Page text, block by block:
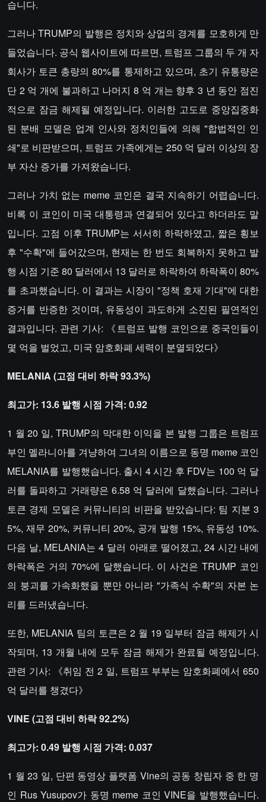
습니다.
그러나 TRUMP의 발행은 정치와 상업의 경계를 모호하게 만
들었습니다. 공식 웹사이트에 따르면, 트럼프 그룹의 두 개 자
회사가 토큰 총량의 80%를 통제하고 있으며, 초기 유통량은
단 2 억 개에 불과하고 나머지 8 억 개는 향후 3 년 동안 점진
적으로 잠금 해제될 예정입니다. 이러한 고도로 중앙집중화
된 분배 모델은 업계 인사와 정치인들에 의해 "합법적인 인
쇄"로 비판받으며, 트럼프 가족에게는 250 억 달러 이상의 장
부 자산 증가를 가져왔습니다.
그러나 가치 없는 meme 코인은 결국 지속하기 어렵습니다.
비록 이 코인이 미국 대통령과 연결되어 있다고 하더라도 말
입니다. 고점 이후 TRUMP는 서서히 하락하였고, 짧은 횡보
후 "수확"에 들어갔으며, 현재는 한 번도 회복하지 못하고 발
행 시점 기준 80 달러에서 13 달러로 하락하여 하락폭이 80%
를 초과했습니다. 이 결과는 시장이 "정책 호재 기대"에 대한
증거를 반증한 것이며, 유동성이 과도하게 소진된 필연적인
결과입니다. 관련 기사: 《트럼프 발행 코인으로 중국인들이
몇 억을 벌었고, 미국 암호화폐 세력이 분열되었다》
MELANIA (고점 대비 하락 93.3%)
최고가: 13.6 발행 시점 가격: 0.92
1 월 20 일, TRUMP의 막대한 이익을 본 발행 그룹은 트럼프
부인 멜라니아를 겨냥하여 그녀의 이름으로 동명 meme 코인
MELANIA를 발행했습니다. 출시 4 시간 후 FDV는 100 억 달
러를 돌파하고 거래량은 6.58 억 달러에 달했습니다. 그러나
토큰 경제 모델은 커뮤니티의 비판을 받았습니다: 팀 지분 3
5%, 재무 20%, 커뮤니티 20%, 공개 발행 15%, 유동성 10%.
다음 날, MELANIA는 4 달러 아래로 떨어졌고, 24 시간 내에
하락폭은 거의 70%에 달했습니다. 이 사건은 TRUMP 코인
의 붕괴를 가속화했을 뿐만 아니라 "가족식 수확"의 자본 논
리를 드러냈습니다.
또한, MELANIA 팀의 토큰은 2 월 19 일부터 잠금 해제가 시
작되며, 13 개월 내에 모두 잠금 해제가 완료될 예정입니다.
관련 기사: 《취임 전 2 일, 트럼프 부부는 암호화폐에서 650
억 달러를 챙겼다》
VINE (고점 대비 하락 92.2%)
최고가: 0.49 발행 시점 가격: 0.037
1 월 23 일, 단편 동영상 플랫폼 Vine의 공동 창립자 중 한 명
인 Rus Yusupov가 동명 meme 코인 VINE을 발행했습니다.